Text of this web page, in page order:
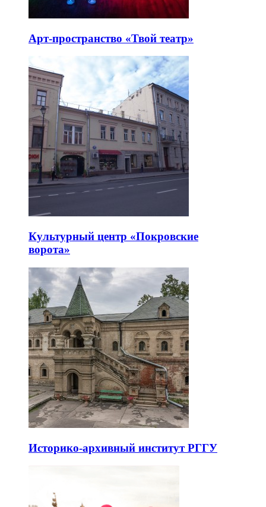
Арт-пространство «Твой театр»
Культурный центр «Покровские
ворота»
Историко-архивный институт РГГУ